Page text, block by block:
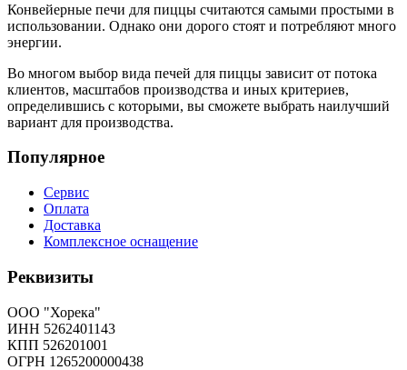
Конвейерные печи для пиццы считаются самыми простыми в
использовании. Однако они дорого стоят и потребляют много
энергии.
Во многом выбор вида печей для пиццы зависит от потока
клиентов, масштабов производства и иных критериев,
определившись с которыми, вы сможете выбрать наилучший
вариант для производства.
Популярное
Сервис
Оплата
Доставка
Комплексное оснащение
Реквизиты
ООО "Хорека"
ИНН 5262401143
КПП 526201001
ОГРН 1265200000438